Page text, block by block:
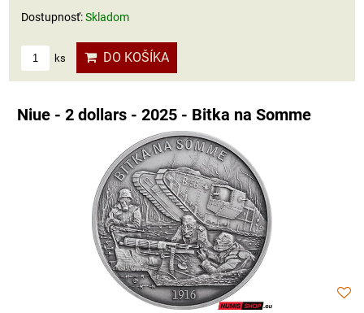
Dostupnosť:Skladom
ks DO KOŠÍKA
Niue - 2 dollars - 2025 - Bitka na Somme